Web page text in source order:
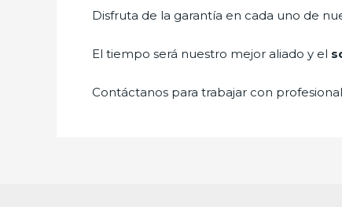
Disfruta de la garantía en cada uno de
El tiempo será nuestro mejor aliado y el
Contáctanos para trabajar con